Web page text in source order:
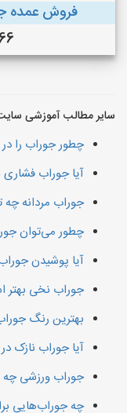
فروش عمده
سایر مطالب آموزشی سایت
چطور جوراب را
آیا جوراب
جوراب مردانه چه
چطور می‌توان
آیا پوشیدن
جوراب نخی
بهترین رنگ
آیا جوراب نازک
جوراب ورزشی چه
چه جوراب‌هایی